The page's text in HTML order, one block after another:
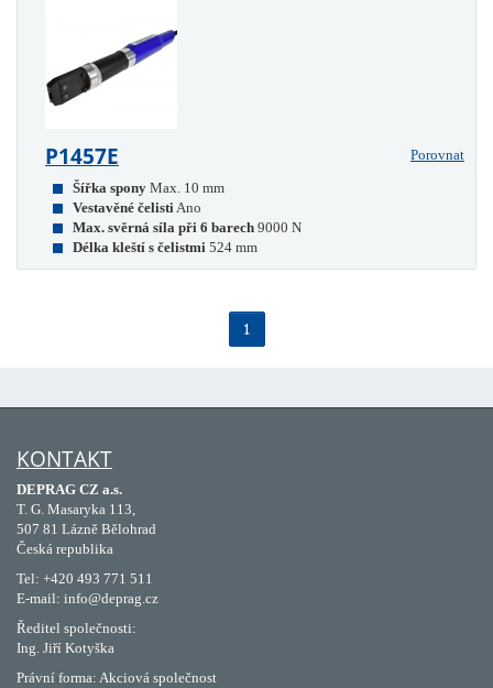
P1457E
Porovnat
Šířka spony Max. 10 mm
Vestavěné čelistiAno
Max. svěrná síla při 6 barech 9000 N
Délka kleští s čelistmi 524 mm
1
KONTAKT
DEPRAG CZ a.s.
T. G. Masaryka 113,
507 81 Lázně Bělohrad
Česká republika
Tel: +420 493 771 511
E-mail: info@deprag.cz
Ředitel společnosti:
Ing. Jiří Kotyška
Právní forma: Akciová společnost